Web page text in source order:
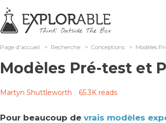
Page d'accueil > Recherche > Conceptions > Modèles
Modèles Pré-test et
Martyn Shuttleworth 65.3K reads
Pour beaucoup de vrais modèles